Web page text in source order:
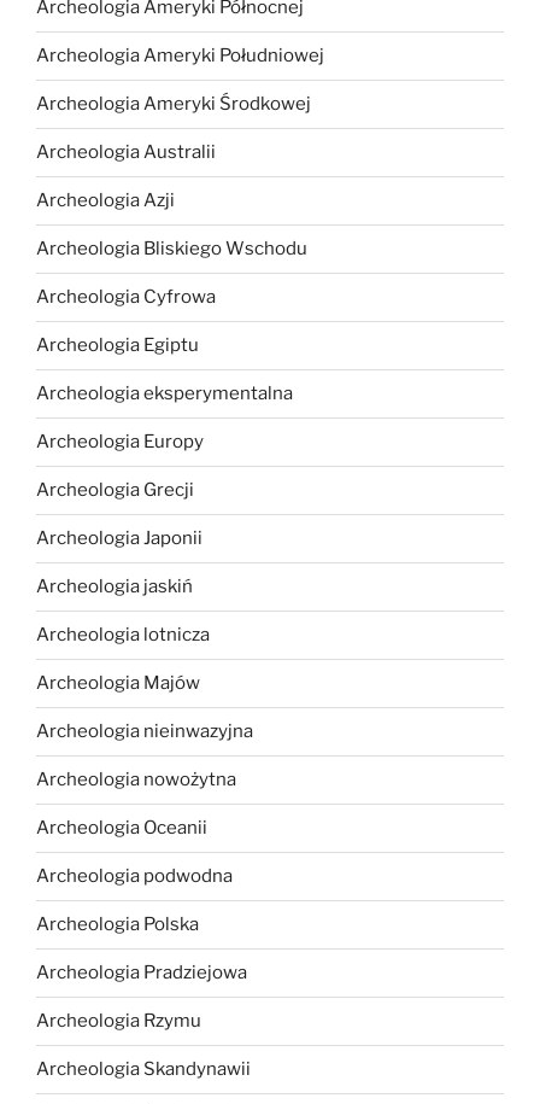
Archeologia Ameryki Północnej
Archeologia Ameryki Południowej
Archeologia Ameryki Środkowej
Archeologia Australii
Archeologia Azji
Archeologia Bliskiego Wschodu
Archeologia Cyfrowa
Archeologia Egiptu
Archeologia eksperymentalna
Archeologia Europy
Archeologia Grecji
Archeologia Japonii
Archeologia jaskiń
Archeologia lotnicza
Archeologia Majów
Archeologia nieinwazyjna
Archeologia nowożytna
Archeologia Oceanii
Archeologia podwodna
Archeologia Polska
Archeologia Pradziejowa
Archeologia Rzymu
Archeologia Skandynawii